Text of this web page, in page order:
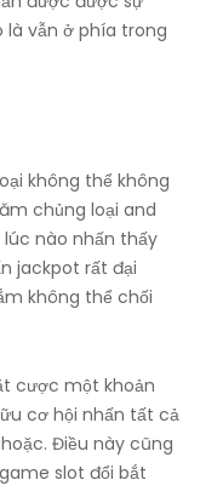
vẫn ở phía trong
không thể không
chủng loại and
nào nhấn thấy
jackpot rất đại
không thể chối
cược một khoản
cơ hội nhấn tất cả
Điều này cũng
slot đổi bắt